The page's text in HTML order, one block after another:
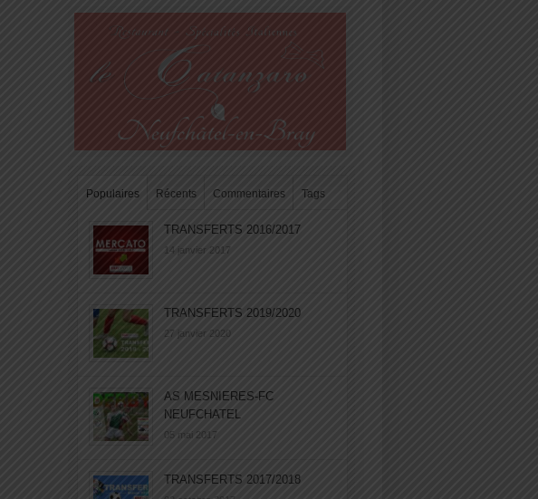
Populaires Récents Commentaires Tags
TRANSFERTS 2016/2017
14 janvier 2017
TRANSFERTS 2019/2020
27 janvier 2020
AS MESNIERES-FC
NEUFCHATEL
05 mai 2017
TRANSFERTS 2017/2018